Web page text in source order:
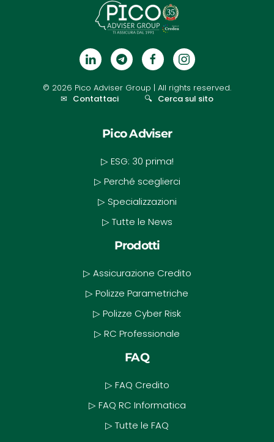
© 2026 Pico Adviser Group | All rights reserved.
✉ Contattaci 🔍 Cerca sul sito
Pico Adviser
▷ ESG: 30 prima!
▷ Perché sceglierci
▷ Specializzazioni
▷ Tutte le News
Prodotti
▷ Assicurazione Credito
▷ Polizze Parametriche
▷ Polizze Cyber Risk
▷ RC Professionale
FAQ
▷ FAQ Credito
▷ FAQ RC Informatica
▷ Tutte le FAQ